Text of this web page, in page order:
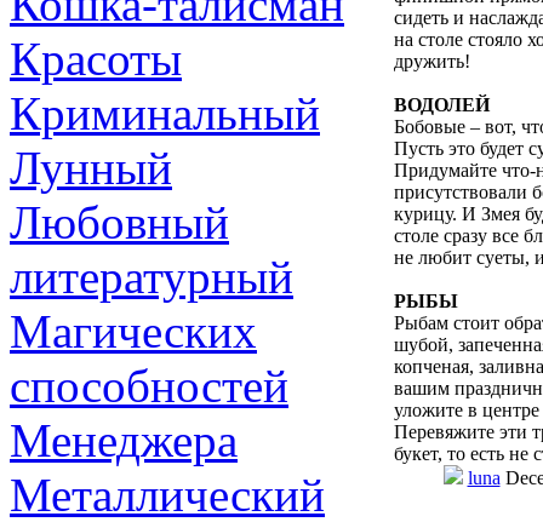
Красоты
Криминальный
Лунный
Любовный
литературный
Магических
способностей
Менеджера
Металлический
сидеть и
на столе стояло
дружить!
ВОДОЛЕЙ
Бобовые – вот,
Пусть это будет
Придумайте что-
присутствовали
курицу. И Змея
столе сразу все
не любит суеты,
РЫБЫ
Рыбам стоит
шубой,
копченая,
вашим
уложите в
Перевяжите эти
букет, то есть не
luna